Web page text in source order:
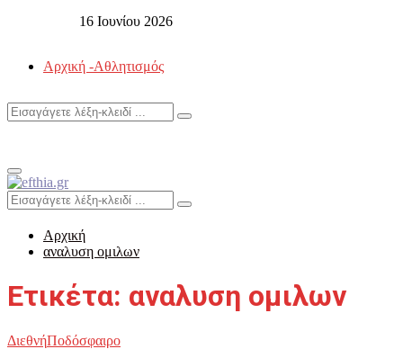
16 Ιουνίου 2026
Αρχική -Αθλητισμός
Search
Search
Primary
Menu
Search
for:
Search
Αρχική
αναλυση ομιλων
Ετικέτα: αναλυση ομιλων
ΔιεθνήΠοδόσφαιρο